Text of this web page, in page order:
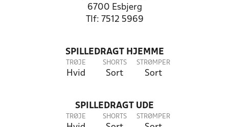
6700 Esbjerg
Tlf: 7512 5969
SPILLEDRAGT HJEMME
TRØJE
Hvid
SHORTS
Sort
STRØMPER
Sort
SPILLEDRAGT UDE
TRØJE SHORTS STRØMPER